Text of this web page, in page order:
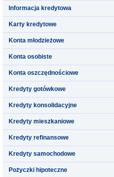
Informacja kredytowa
Karty kredytowe
Konta młodzieżowe
Konta osobiste
Konta oszczędnościowe
Kredyty gotówkowe
Kredyty konsolidacyjne
Kredyty mieszkaniowe
Kredyty refinansowe
Kredyty samochodowe
Pożyczki hipoteczne